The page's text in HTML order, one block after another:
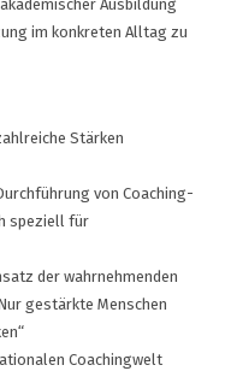
Ausbildung
im konkreten Alltag zu
Stärken
von Coaching-
speziell für
der wahrnehmenden
gestärkte Menschen
Coachingwelt